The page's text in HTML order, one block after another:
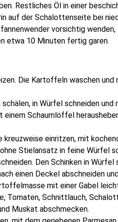
Restliches Öl in einer
auf der Schalottenseite bei
vorsichtig
etwa 10 Minuten fertig garen.
Die Kartoffeln waschen und
in Würfel schneiden und
einem Schaumlöffel
einritzen, mit
Stielansatz in feine Würfel
Den Schinken in Würfel
einen Deckel abschneiden
mit einer Gabel
Tomaten, Schnittlauch,
Muskat abschmecken.